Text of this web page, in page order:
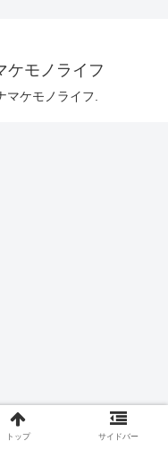
ケモノライフ
ケモノライフ.
トップ サイドバー